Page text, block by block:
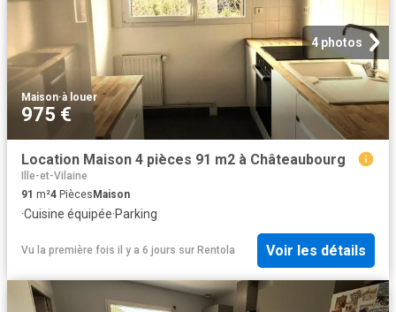
4 photos
Maison·à louer
975 €
Location Maison 4 pièces 91 m2 à Châteaubourg
Ille-et-Vilaine
91 m²4 Pièces Maison
·Cuisine équipée·Parking
Vu la première fois il y a 6 jours sur Rentola Voir les détails